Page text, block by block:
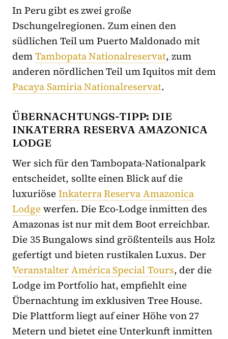
In Peru gibt es zwei große
Dschungelregionen. Zum einen den
südlichen Teil um Puerto Maldonado mit
demTambopata Nationalreservat, zum
anderen nördlichen Teil um Iquitos mit dem
Pacaya Samiria Nationalreservat.
ÜBERNACHTUNGS-TIPP: DIE
INKATERRA RESERVA AMAZONICA
LODGE
Wer sich für den Tambopata-Nationalpark
entscheidet, sollte einen Blick auf die
luxuriöseInkaterra Reserva Amazonica
Lodgewerfen. Die Eco-Lodge inmitten des
Amazonas ist nur mit dem Boot erreichbar.
Die 35 Bungalows sind größtenteils aus Holz
gefertigt und bieten rustikalen Luxus. Der
Veranstalter América Special Tours, der die
Lodge im Portfolio hat, empfiehlt eine
Übernachtung im exklusiven Tree House.
Die Plattform liegt auf einer Höhe von 27
Metern und bietet eine Unterkunft inmitten